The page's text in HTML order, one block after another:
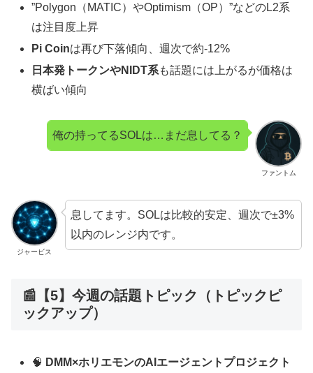
”Polygon（MATIC）やOptimism（OP）”などのL2系
は注目度上昇
Pi Coinは再び下落傾向、週次で約-12%
日本発トークンやNIDT系も話題には上がるが価格は
横ばい傾向
ファントム
俺の持ってるSOLは…まだ息してる？
ジャービス
息してます。SOLは比較的安定、週次で±3%
以内のレンジ内です。
📰【5】今週の話題トピック（トピックピ
ックアップ）
🧠 DMM×ホリエモンのAIエージェントプロジェクト